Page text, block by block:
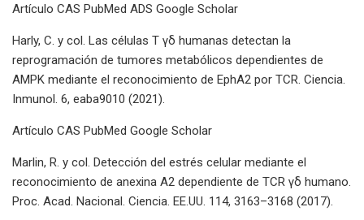
Artículo CAS PubMed ADS Google Scholar
Harly, C. y col. Las células T γδ humanas detectan la
reprogramación de tumores metabólicos dependientes de
AMPK mediante el reconocimiento de EphA2 por TCR. Ciencia.
Inmunol. 6, eaba9010 (2021).
Artículo CAS PubMed Google Scholar
Marlin, R. y col. Detección del estrés celular mediante el
reconocimiento de anexina A2 dependiente de TCR γδ humano.
Proc. Acad. Nacional. Ciencia. EE.UU. 114, 3163–3168 (2017).